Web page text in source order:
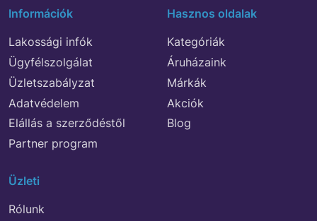
Információk
Lakossági infók
Ügyfélszolgálat
Üzletszabályzat
Adatvédelem
Elállás a szerződéstől
Partner program
Hasznos oldalak
Kategóriák
Áruházaink
Márkák
Akciók
Blog
Üzleti
Rólunk